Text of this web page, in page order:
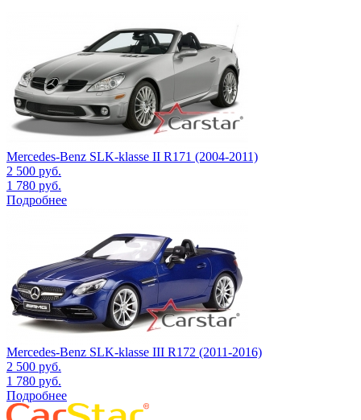
Mercedes-Benz SLK-klasse II R171 (2004-2011)
2 500 руб.
1 780 руб.
Подробнее
Mercedes-Benz SLK-klasse III R172 (2011-2016)
2 500 руб.
1 780 руб.
Подробнее